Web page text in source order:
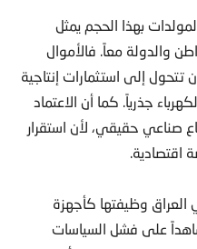
بهذا الحجم يمثل
والدولة معاً. فالأموال
تتحول إلى استثمارات إنتاجية
جذرياً. كما أن الاعتماد
صناعي حقيقي، لأن استقرار
اقتصادية.
العراق وظيفتها كأجهزة
شاهداً على فشل السياسات